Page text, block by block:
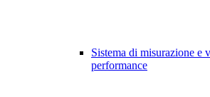
Sistema di misurazione e
performance